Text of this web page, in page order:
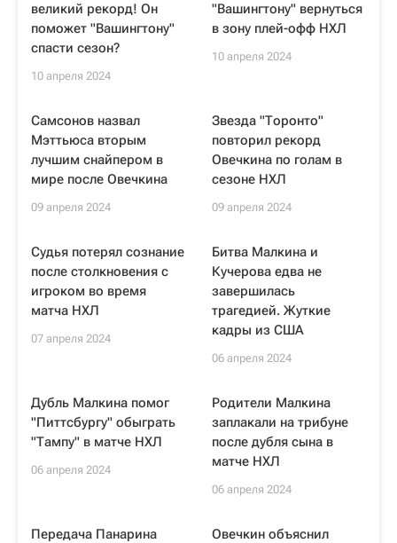
великий рекорд! Он
поможет "Вашингтону"
спасти сезон?
10 апреля 2024
"Вашингтону" вернуться
в зону плей-офф НХЛ
10 апреля 2024
Самсонов назвал
Мэттьюса вторым
лучшим снайпером в
мире после Овечкина
09 апреля 2024
Звезда "Торонто"
повторил рекорд
Овечкина по голам в
сезоне НХЛ
09 апреля 2024
Судья потерял сознание
после столкновения с
игроком во время
матча НХЛ
07 апреля 2024
Битва Малкина и
Кучерова едва не
завершилась
трагедией. Жуткие
кадры из США
06 апреля 2024
Дубль Малкина помог
"Питтсбургу" обыграть
"Тампу" в матче НХЛ
06 апреля 2024
Родители Малкина
заплакали на трибуне
после дубля сына в
матче НХЛ
06 апреля 2024
Передача Панарина
Овечкин объяснил